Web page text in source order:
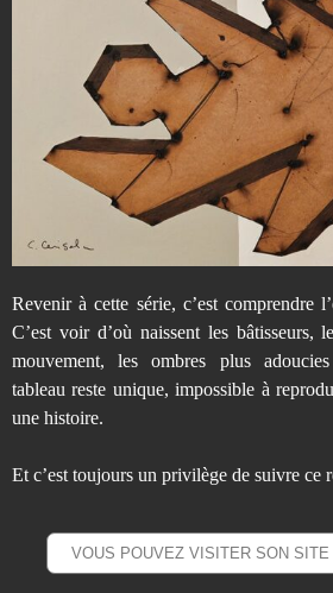
Revenir à cette série, c’est comprendre
C’est voir d’où naissent les bâtisseurs,
mouvement, les ombres plus adoucies
tableau reste unique, impossible à
une histoire.
Et c’est toujours un privilège de suivre ce
VOUS POUVEZ VISITER SON SITE